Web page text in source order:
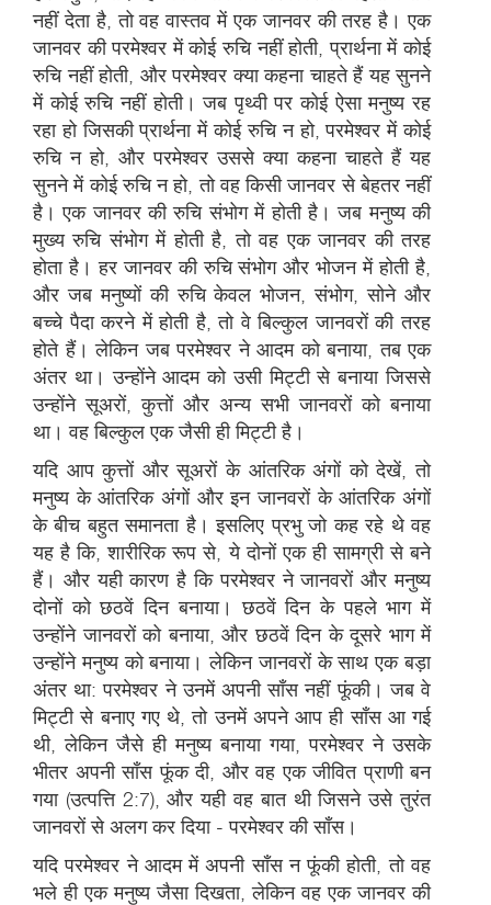
नहीं देता है, तो वह वास्तव में एक जानवर की तरह है। एक
जानवर की परमेश्वर में कोई रुचि नहीं होती, प्रार्थना में कोई
रुचि नहीं होती, और परमेश्वर क्या कहना चाहते हैं यह सुनने
में कोई रुचि नहीं होती। जब पृथ्वी पर कोई ऐसा मनुष्य रह
रहा हो जिसकी प्रार्थना में कोई रुचि न हो, परमेश्वर में कोई
रुचि न हो, और परमेश्वर उससे क्या कहना चाहते हैं यह
सुनने में कोई रुचि न हो, तो वह किसी जानवर से बेहतर नहीं
है। एक जानवर की रुचि संभोग में होती है। जब मनुष्य की
मुख्य रुचि संभोग में होती है, तो वह एक जानवर की तरह
होता है। हर जानवर की रुचि संभोग और भोजन में होती है,
और जब मनुष्यों की रुचि केवल भोजन, संभोग, सोने और
बच्चे पैदा करने में होती है, तो वे बिल्कुल जानवरों की तरह
होते हैं। लेकिन जब परमेश्वर ने आदम को बनाया, तब एक
अंतर था। उन्होंने आदम को उसी मिट्टी से बनाया जिससे
उन्होंने सूअरों, कुत्तों और अन्य सभी जानवरों को बनाया
था। वह बिल्कुल एक जैसी ही मिट्टी है।
यदि आप कुत्तों और सूअरों के आंतरिक अंगों को देखें, तो
मनुष्य के आंतरिक अंगों और इन जानवरों के आंतरिक अंगों
के बीच बहुत समानता है। इसलिए प्रभु जो कह रहे थे वह
यह है कि, शारीरिक रूप से, ये दोनों एक ही सामग्री से बने
हैं। और यही कारण है कि परमेश्वर ने जानवरों और मनुष्य
दोनों को छठवें दिन बनाया। छठवें दिन के पहले भाग में
उन्होंने जानवरों को बनाया, और छठवें दिन के दूसरे भाग में
उन्होंने मनुष्य को बनाया। लेकिन जानवरों के साथ एक बड़ा
अंतर था: परमेश्वर ने उनमें अपनी साँस नहीं फूंकी। जब वे
मिट्टी से बनाए गए थे, तो उनमें अपने आप ही साँस आ गई
थी, लेकिन जैसे ही मनुष्य बनाया गया, परमेश्वर ने उसके
भीतर अपनी साँस फूंक दी, और वह एक जीवित प्राणी बन
गया (उत्पत्ति 2:7), और यही वह बात थी जिसने उसे तुरंत
जानवरों से अलग कर दिया - परमेश्वर की साँस।
यदि परमेश्वर ने आदम में अपनी साँस न फूंकी होती, तो वह
भले ही एक मनुष्य जैसा दिखता, लेकिन वह एक जानवर की